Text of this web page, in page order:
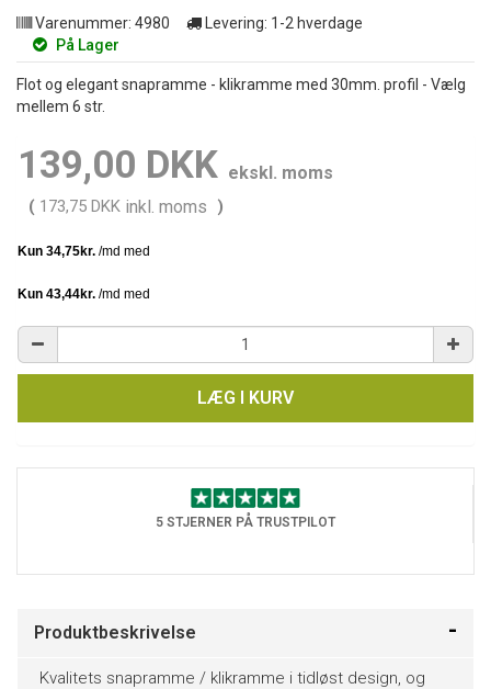
Varenummer: 4980 Levering: 1-2 hverdage
På Lager
Flot og elegant snapramme - klikramme med 30mm. profil - Vælg
mellem 6 str.
139,00 DKK ekskl. moms
( 173,75 DKK inkl. moms )
LÆG I KURV
5 STJERNER PÅ TRUSTPILOT
Produktbeskrivelse
Kvalitets snapramme / klikramme i tidløst design, og